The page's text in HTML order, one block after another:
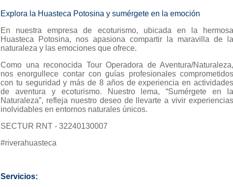
Explora la Huasteca Potosina y sumérgete en la emoción
En nuestra empresa de ecoturismo, ubicada en la hermosa
Huasteca Potosina, nos apasiona compartir la maravilla de la
naturaleza y las emociones que ofrece.
Como una reconocida Tour Operadora de Aventura/Naturaleza,
nos enorgullece contar con guías profesionales comprometidos
con tu seguridad y más de 8 años de experiencia en actividades
de aventura y ecoturismo. Nuestro lema, “Sumérgete en la
Naturaleza”, refleja nuestro deseo de llevarte a vivir experiencias
inolvidables en entornos naturales únicos.
SECTUR RNT - 32240130007
#riverahuasteca
Servicios: